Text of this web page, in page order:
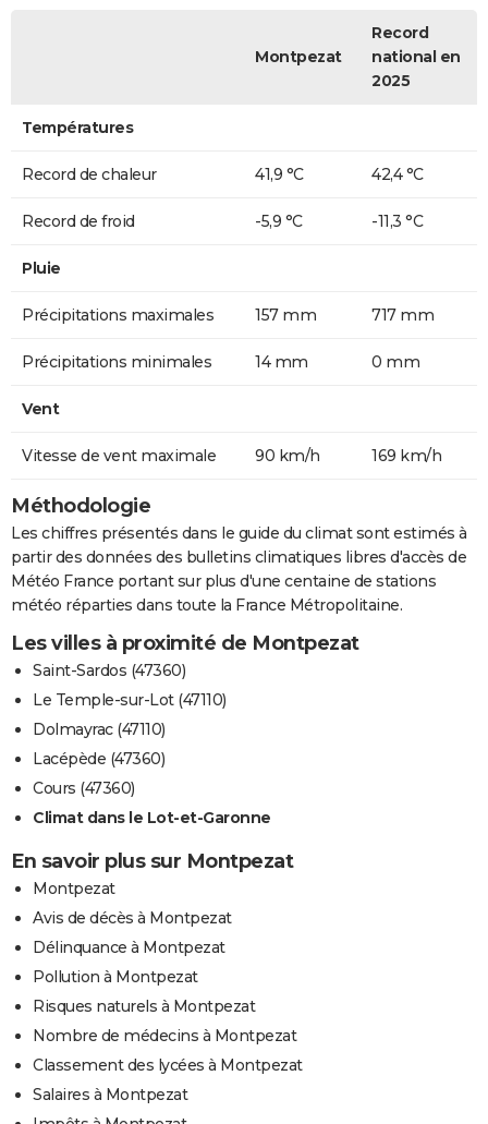
Montpezat
Record
national en
2025
Températures
Record de chaleur 41,9 °C 42,4 °C
Record de froid -5,9 °C -11,3 °C
Pluie
Précipitations maximales 157 mm 717 mm
Précipitations minimales 14 mm 0 mm
Vent
Vitesse de vent maximale 90 km/h 169 km/h
Méthodologie
Les chiffres présentés dans le guide du climat sont estimés à
partir des données des bulletins climatiques libres d'accès de
Météo France portant sur plus d'une centaine de stations
météo réparties dans toute la France Métropolitaine.
Les villes à proximité de Montpezat
Saint-Sardos (47360)
Le Temple-sur-Lot (47110)
Dolmayrac (47110)
Lacépède (47360)
Cours (47360)
Climat dans le Lot-et-Garonne
En savoir plus sur Montpezat
Montpezat
Avis de décès à Montpezat
Délinquance à Montpezat
Pollution à Montpezat
Risques naturels à Montpezat
Nombre de médecins à Montpezat
Classement des lycées à Montpezat
Salaires à Montpezat